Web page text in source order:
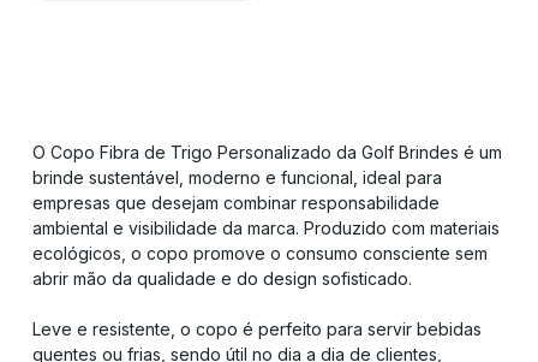
O Copo Fibra de Trigo Personalizado da Golf Brindes é um
brinde sustentável, moderno e funcional, ideal para
empresas que desejam combinar responsabilidade
ambiental e visibilidade da marca. Produzido com materiais
ecológicos, o copo promove o consumo consciente sem
abrir mão da qualidade e do design sofisticado.
Leve e resistente, o copo é perfeito para servir bebidas
quentes ou frias, sendo útil no dia a dia de clientes,